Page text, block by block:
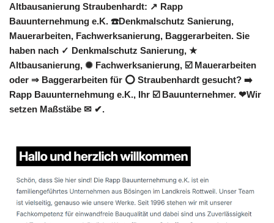
Altbausanierung Straubenhardt: ↗️ Rapp
Bauunternehmung e.K. ☎️Denkmalschutz Sanierung,
Mauerarbeiten, Fachwerksanierung, Baggerarbeiten. Sie
haben nach ✓ Denkmalschutz Sanierung, ★
Altbausanierung, ✺ Fachwerksanierung, ☑️ Mauerarbeiten
oder ⇒ Baggerarbeiten für ⭕ Straubenhardt gesucht? ➡️
Rapp Bauunternehmung e.K., Ihr ☑️ Bauunternehmer. ❤Wir
setzen Maßstäbe ✉ ✔.